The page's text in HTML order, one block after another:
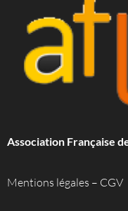
Association Française
Mentions légales – CGV